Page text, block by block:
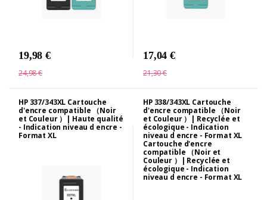
19,98 €
24,98 €
17,04 €
21,30 €
HP 337/343XL Cartouche
d'encre compatible （Noir
et Couleur ）| Haute qualité
- Indication niveau d encre -
Format XL
HP 338/343XL Cartouche
d'encre compatible （Noir
et Couleur ）| Recyclée et
écologique - Indication
niveau d encre - Format XL
Cartouche d'encre
compatible （Noir et
Couleur ）| Recyclée et
écologique - Indication
niveau d encre - Format XL